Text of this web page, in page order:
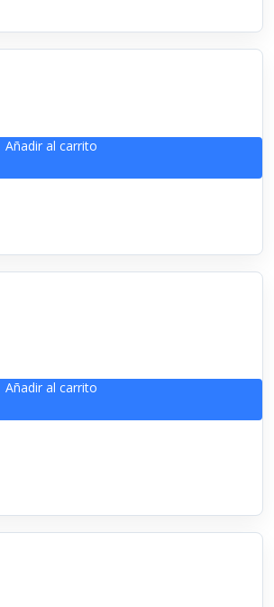
Añadir al carrito
Añadir al carrito